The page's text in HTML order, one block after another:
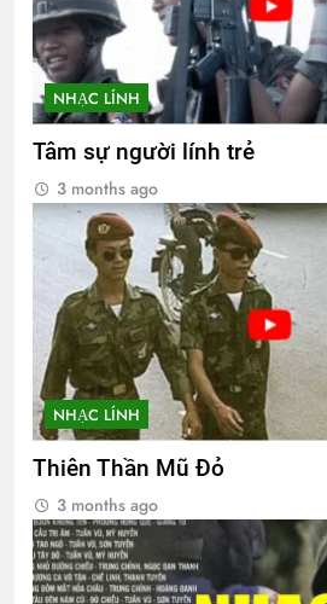
NHẠC LÍNH
Tâm sự người lính trẻ
3 months ago
NHẠC LÍNH
Thiên Thần Mũ Đỏ
3 months ago